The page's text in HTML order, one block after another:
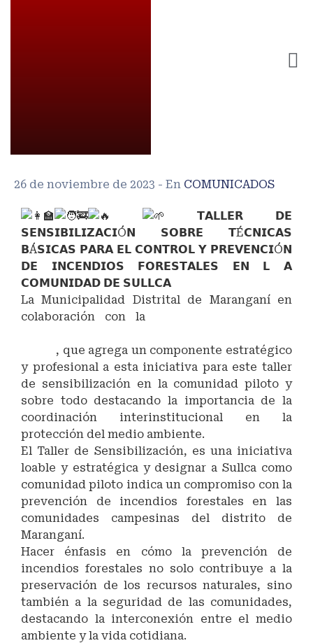
26 de noviembre de 2023 - En COMUNICADOS
𝗧𝗔𝗟𝗟𝗘𝗥 𝗗𝗘
𝗦𝗘𝗡𝗦𝗜𝗕𝗜𝗟𝗜𝗭𝗔𝗖𝗜Ó𝗡 𝗦𝗢𝗕𝗥𝗘 𝗧É𝗖𝗡𝗜𝗖𝗔𝗦
𝗕Á𝗦𝗜𝗖𝗔𝗦 𝗣𝗔𝗥𝗔 𝗘𝗟 𝗖𝗢𝗡𝗧𝗥𝗢𝗟 𝗬 𝗣𝗥𝗘𝗩𝗘𝗡𝗖𝗜Ó𝗡
𝗗𝗘 𝗜𝗡𝗖𝗘𝗡𝗗𝗜𝗢𝗦 𝗙𝗢𝗥𝗘𝗦𝗧𝗔𝗟𝗘𝗦 𝗘𝗡 𝗟 𝗔
𝗖𝗢𝗠𝗨𝗡𝗜𝗗𝗔𝗗 𝗗𝗘 𝗦𝗨𝗟𝗟𝗖𝗔
La Municipalidad Distrital de Maranganí en
colaboración con la
, que agrega un componente estratégico
y profesional a esta iniciativa para este taller
de sensibilización en la comunidad piloto y
sobre todo destacando la importancia de la
coordinación interinstitucional en la
protección del medio ambiente.
El Taller de Sensibilización, es una iniciativa
loable y estratégica y designar a Sullca como
comunidad piloto indica un compromiso con la
prevención de incendios forestales en las
comunidades campesinas del distrito de
Maranganí.
Hacer énfasis en cómo la prevención de
incendios forestales no solo contribuye a la
preservación de los recursos naturales, sino
también a la seguridad de las comunidades,
destacando la interconexión entre el medio
ambiente y la vida cotidiana.